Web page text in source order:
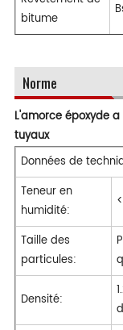
bitume
Norme
L'amorce époxyde
tuyaux
Données de
Teneur en
humidité:
Taille des
particules:
Densité: